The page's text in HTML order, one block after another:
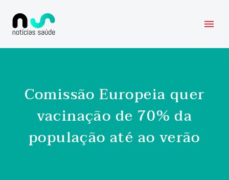
Comissão Europeia quer
vacinação de 70% da
população até ao verão